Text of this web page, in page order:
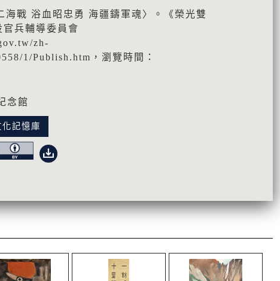
海戰 浴血昭忠勇 海疆鑄軍魂〉。《榮光雙
兵輔導委員會
zh-
1/Publish.htm，瀏覽時間：
念館
化記憶庫